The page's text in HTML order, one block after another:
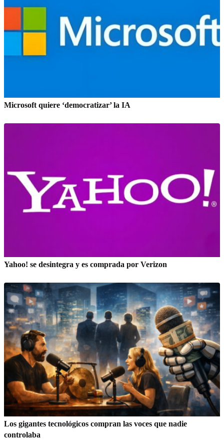
Microsoft quiere ‘democratizar’ la IA
Yahoo! se desintegra y es comprada por Verizon
Los gigantes tecnológicos compran las voces que nadie
controlaba